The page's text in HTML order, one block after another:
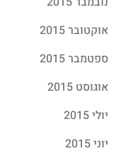
אוקטובר 2015
ספטמבר 2015
אוגוסט 2015
יולי 2015
יוני 2015